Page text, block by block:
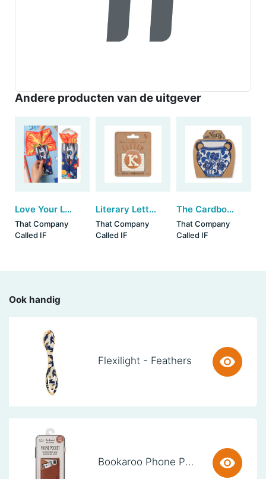
Andere producten van de uitgever
Love Your Lenses - Rocket (set van 3)
That Company
Called IF
Literary Letters Bookmark - K (set van 3)
That Company
Called IF
The Cardboard Vase Sleeve - Blue & White Floral (set van 3)
That Company
Called IF
Ook handig
Flexilight - Feathers
Bookaroo Phone Pocket - Brown